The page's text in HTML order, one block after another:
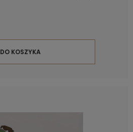
DO KOSZYKA